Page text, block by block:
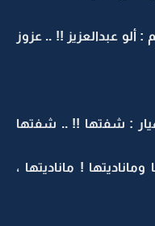
ألو عبدالعزيز !! .. عزوز
: شفتها !! .. شفتها
! ماناديتها ،